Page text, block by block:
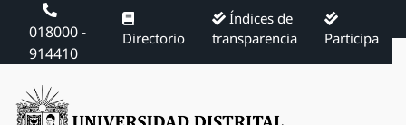
018000 -
914410
Directorio
Índices de
transparencia
Participa